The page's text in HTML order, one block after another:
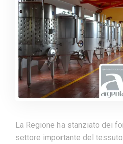
La Regione ha stanziato dei
settore importante del